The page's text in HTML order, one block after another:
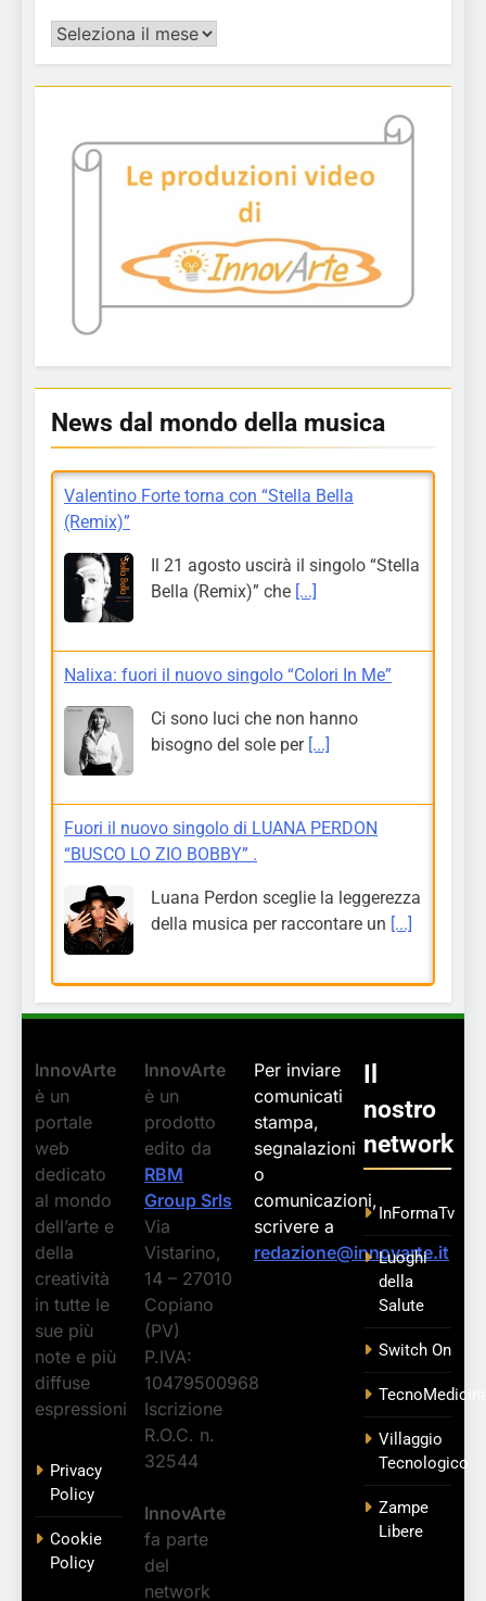
Archivio
News dal mondo della musica
Valentino Forte torna con “Stella Bella
(Remix)”
Il 21 agosto uscirà il singolo “Stella
Bella (Remix)” che [...]
Nalixa: fuori il nuovo singolo “Colori In Me”
Ci sono luci che non hanno
bisogno del sole per [...]
Fuori il nuovo singolo di LUANA PERDON
“BUSCO LO ZIO BOBBY” .
Luana Perdon sceglie la leggerezza
della musica per raccontare un [...]
InnovArte
è un
portale
web
dedicato
al mondo
dell’arte e
della
creatività
in tutte le
sue più
note e più
diffuse
espressioni
Privacy
Policy
Cookie
Policy
InnovArte
è un
prodotto
edito da
RBM
Group Srls
Via
Vistarino,
14 – 27010
Copiano
(PV)
P.IVA:
10479500968
Iscrizione
R.O.C. n.
32544
InnovArte
fa parte
del
network
Per inviare
comunicati
stampa,
segnalazioni
o
comunicazioni,
scrivere a
redazione@innovarte.it
Il
nostro
network
InFormaTv
Luoghi
della
Salute
Switch On
Villaggio
Tecnologico
Zampe
Libere